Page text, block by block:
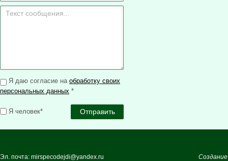
Я даю согласие на обработку своих
персональных данных *
Я человек*
Эл. почта: mirspecodejdi@yandex.ru